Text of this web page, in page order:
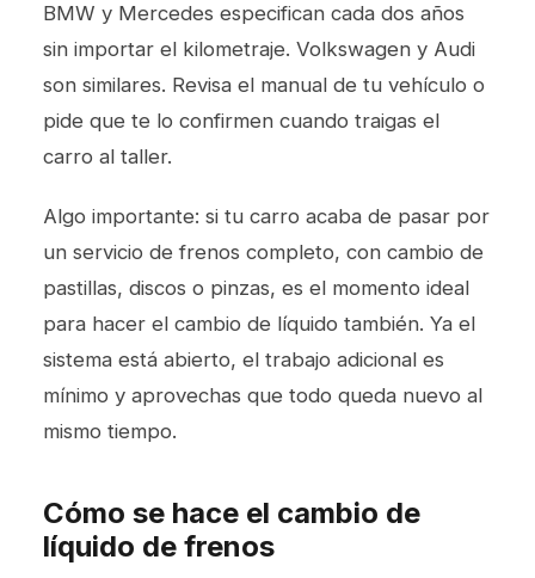
BMW y Mercedes especifican cada dos años
sin importar el kilometraje. Volkswagen y Audi
son similares. Revisa el manual de tu vehículo o
pide que te lo confirmen cuando traigas el
carro al taller.
Algo importante: si tu carro acaba de pasar por
un servicio de frenos completo, con cambio de
pastillas, discos o pinzas, es el momento ideal
para hacer el cambio de líquido también. Ya el
sistema está abierto, el trabajo adicional es
mínimo y aprovechas que todo queda nuevo al
mismo tiempo.
Cómo se hace el cambio de
líquido de frenos